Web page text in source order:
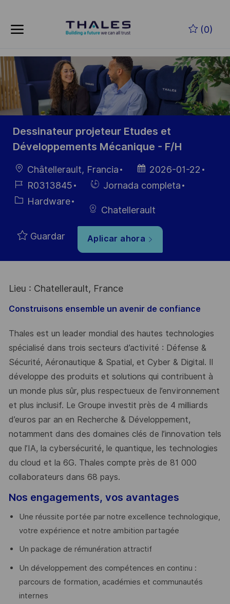
(0)
-
Dessinateur projeteur Etudes et
Développements Mécanique - F/H
Ubicación
Châtellerault, Francia
Fecha de
publicación
2026-01-22
ID de
empleo
R0313845
HiringJornada completa
Categoría
Hardware
Chatellerault
Guardar Aplicar ahora
Lieu : Chatellerault, France
Construisons ensemble un avenir de confiance
Thales est un leader mondial des hautes technologies
spécialisé dans trois secteurs d’activité : Défense &
Sécurité, Aéronautique & Spatial, et Cyber & Digital. Il
développe des produits et solutions qui contribuent à
un monde plus sûr, plus respectueux de l’environnement
et plus inclusif. Le Groupe investit près de 4 milliards
d’euros par an en Recherche & Développement,
notamment dans des domaines clés de l’innovation tels
que l’IA, la cybersécurité, le quantique, les technologies
du cloud et la 6G. Thales compte près de 81 000
collaborateurs dans 68 pays.
Nos engagements, vos avantages
Une réussite portée par notre excellence technologique,
votre expérience et notre ambition partagée
Un package de rémunération attractif
Un développement des compétences en continu :
parcours de formation, académies et communautés
internes